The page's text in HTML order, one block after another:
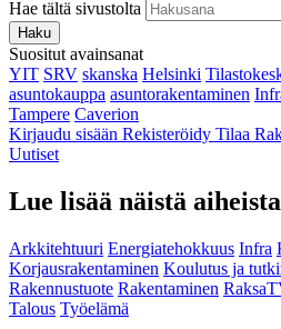
Hae tältä sivustolta
Haku
Suositut avainsanat
YIT SRV skanska Helsinki
asuntokauppa asuntorakentaminen
Tampere Caverion
Kirjaudu sisään Rekisteröidy Tilaa
Uutiset
Lue lisää näistä aiheista
Arkkitehtuuri Energiatehokkuus Infra
Korjausrakentaminen Koulutus ja
Rakennustuote Rakentaminen
Talous Työelämä